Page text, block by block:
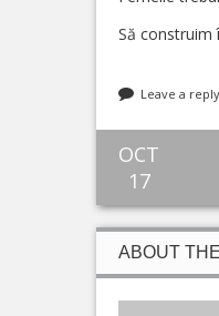
Să construim
Leave a reply
OCT
17
ABOUT